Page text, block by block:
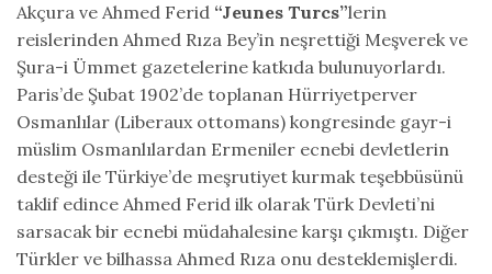
Akçura ve Ahmed Ferid “Jeunes Turcs”lerin
reislerinden Ahmed Rıza Bey’in neşrettiği Meşverek ve
Şura-i Ümmet gazetelerine katkıda bulunuyorlardı.
Paris’de Şubat 1902’de toplanan Hürriyetperver
Osmanlılar (Liberaux ottomans) kongresinde gayr-i
müslim Osmanlılardan Ermeniler ecnebi devletlerin
desteği ile Türkiye’de meşrutiyet kurmak teşebbüsünü
taklif edince Ahmed Ferid ilk olarak Türk Devleti’ni
sarsacak bir ecnebi müdahalesine karşı çıkmıştı. Diğer
Türkler ve bilhassa Ahmed Rıza onu desteklemişlerdi.